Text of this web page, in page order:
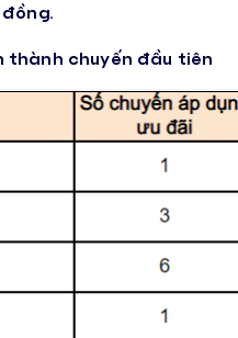
đồng.
thành chuyến đầu tiên